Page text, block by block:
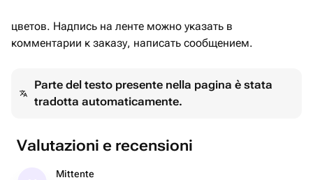
цветов. Надпись на ленте можно указать в
комментарии к заказу, написать сообщением.
Parte del testo presente nella pagina è stata
tradotta automaticamente.
Valutazioni e recensioni
Mittente